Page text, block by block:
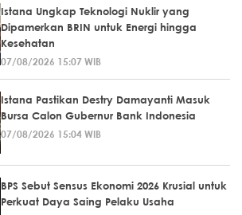
Istana Ungkap Teknologi Nuklir yang
Dipamerkan BRIN untuk Energi hingga
Kesehatan
07/08/2026 15:07 WIB
Istana Pastikan Destry Damayanti Masuk
Bursa Calon Gubernur Bank Indonesia
07/08/2026 15:04 WIB
BPS Sebut Sensus Ekonomi 2026 Krusial untuk
Perkuat Daya Saing Pelaku Usaha